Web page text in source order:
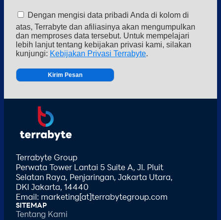
Dengan mengisi data pribadi Anda di kolom di
atas, Terrabyte dan afiliasinya akan mengumpulkan
dan memproses data tersebut. Untuk mempelajari
lebih lanjut tentang kebijakan privasi kami, silakan
kunjungi: Kebijakan Privasi Terrabyte.
Terrabyte Group
Perwata Tower Lantai 5 Suite A, JI. Pluit
Selatan Raya, Penjaringan, Jakarta Utara,
DKI Jakarta, 14440
Email: marketing[at]terrabytegroup.com
SITEMAP
Tentang Kami